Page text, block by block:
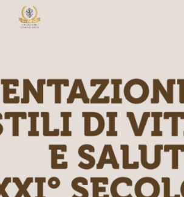
Skip to main content